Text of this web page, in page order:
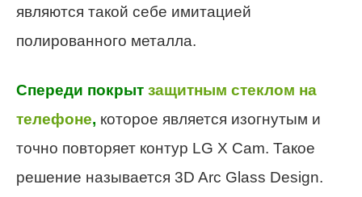
являются такой себе имитацией
полированного металла.
Спереди покрыт защитным стеклом на
телефоне, которое является изогнутым и
точно повторяет контур LG X Cam. Такое
решение называется 3D Arc Glass Design.